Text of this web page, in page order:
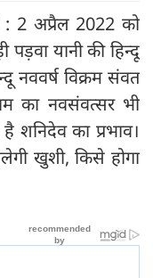
2 अप्रैल 2022 को
पड़वा यानी की हिन्दू
नववर्ष विक्रम संवत
का नवसंवत्सर भी
शनिदेव का प्रभाव।
खुशी, किसे होगा